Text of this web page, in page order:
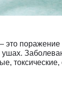
поражение
токсические,